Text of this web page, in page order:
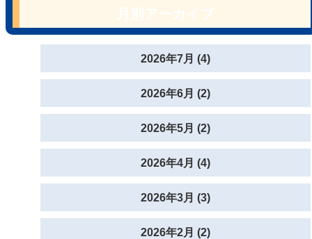
2026年7月 (4)
2026年6月 (2)
2026年5月 (2)
2026年4月 (4)
2026年3月 (3)
2026年2月 (2)